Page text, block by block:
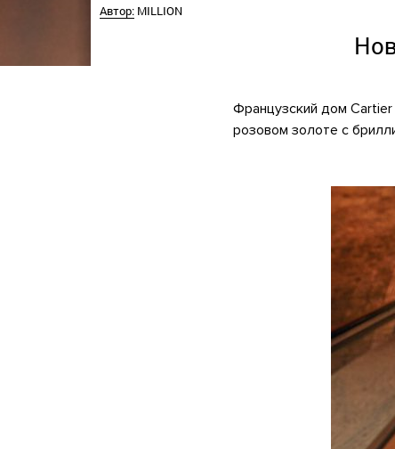
Автор: MILLION
Французский дом Cartier
розовом золоте с